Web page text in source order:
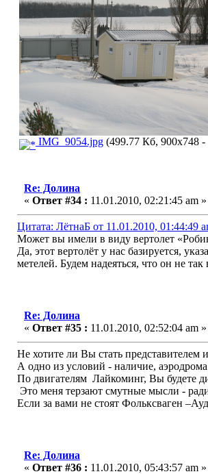
IMG_9054.jpg (499.77 Кб, 900x748 -
Re: Долина
« Ответ #34 : 11.01.2010, 02:21:45 am »
Цитата: ЛётнаБ от 11.01.2010, 01:44:49
Может вы имели в виду вертолет
Да, этот вертолёт у нас базируется,
метелей. Будем надеяться, что он не
Re: Долина
« Ответ #35 : 11.01.2010, 02:52:04 am »
Не хотите ли Вы стать
А одно из условий - наличие,
По двигателям Лайкоминг, Вы будете
Это меня терзают смутные мысли -
Если за вами не стоят Фольксваген
Re: Долина
« Ответ #36 : 11.01.2010, 05:43:57 am »